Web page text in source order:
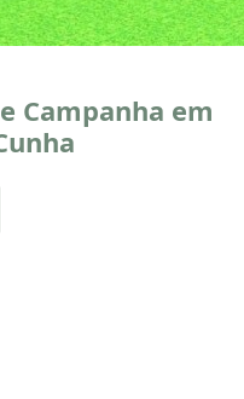
Campanha em